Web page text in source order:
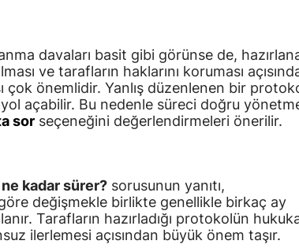
Bayburt
Karaman
Kırıkkale
Bartın
davaları basit gibi görünse de,
ve tarafların haklarını koruması
çok önemlidir. Yanlış düzenlenen bir
açabilir. Bu nedenle süreci doğru
sor seçeneğini değerlendirmeleri önerilir.
ne kadar sürer? sorusunun yanıtı,
değişmekle birlikte genellikle birkaç ay
Tarafların hazırladığı protokolün
ilerlemesi açısından büyük önem taşır.